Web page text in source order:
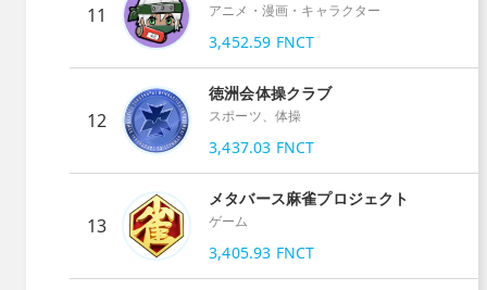
11 アニメ・漫画・キャラクター
3,452.59 FNCT
12
徳洲会体操クラブ
スポーツ、体操
3,437.03 FNCT
13
メタバース麻雀プロジェクト
ゲーム
3,405.93 FNCT